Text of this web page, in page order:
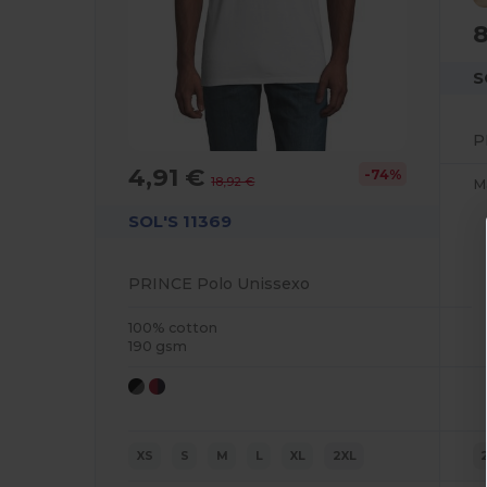
4,91 €18,92 € -74%
SOL'S 11369
PRINCE Polo Unissexo
100% cotton
190 gsm
XS S M L XL 2XL